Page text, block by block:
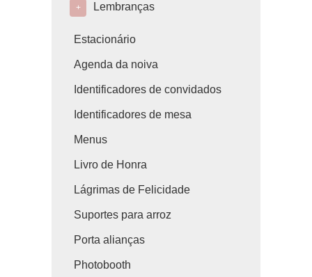
+ Lembranças
Estacionário
Agenda da noiva
Identificadores de convidados
Identificadores de mesa
Menus
Livro de Honra
Lágrimas de Felicidade
Suportes para arroz
Porta alianças
Photobooth